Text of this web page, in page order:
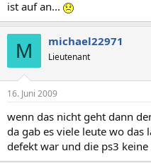
ist auf an...
M michael22971
Lieutenant
16. Juni 2009
wenn das nicht geht dann
da gab es viele leute wo das
defekt war und die ps3